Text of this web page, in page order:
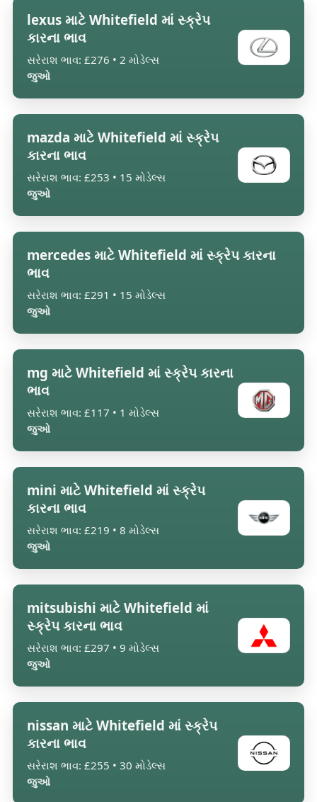
lexus માટે Whitefield માં સ્ક્રેપ
કારના ભાવ
સરેરાશ ભાવ: £276 • 2 મોડેલ્સ
જુઓ
mazda માટે Whitefield માં સ્ક્રેપ
કારના ભાવ
સરેરાશ ભાવ: £253 • 15 મોડેલ્સ
જુઓ
mercedes માટે Whitefield માં સ્ક્રેપ કારના
ભાવ
સરેરાશ ભાવ: £291 • 15 મોડેલ્સ
જુઓ
mg માટે Whitefield માં સ્ક્રેપ કારના
ભાવ
સરેરાશ ભાવ: £117 • 1 મોડેલ્સ
જુઓ
mini માટે Whitefield માં સ્ક્રેપ
કારના ભાવ
સરેરાશ ભાવ: £219 • 8 મોડેલ્સ
જુઓ
mitsubishi માટે Whitefield માં
સ્ક્રેપ કારના ભાવ
સરેરાશ ભાવ: £297 • 9 મોડેલ્સ
જુઓ
nissan માટે Whitefield માં સ્ક્રેપ
કારના ભાવ
સરેરાશ ભાવ: £255 • 30 મોડેલ્સ
જુઓ